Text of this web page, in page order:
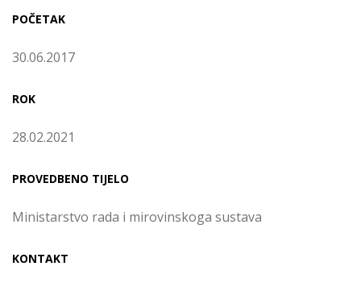
POČETAK
30.06.2017
ROK
28.02.2021
PROVEDBENO TIJELO
Ministarstvo rada i mirovinskoga sustava
KONTAKT